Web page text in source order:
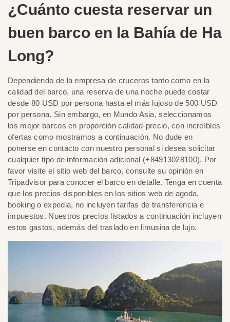
¿Cuánto cuesta reservar un
buen barco en la Bahía de Ha
Long?
Dependiendo de la empresa de cruceros tanto como en la
calidad del barco, una reserva de una noche puede costar
desde 80 USD por persona hasta el más lujoso de 500 USD
por persona. Sin embargo, en Mundo Asia, seleccionamos
los mejor barcos en proporción calidad-precio, con increíbles
ofertas como mostramos a continuación. No dude en
ponerse en contacto con nuestro personal si desea solicitar
cualquier tipo de información adicional (+84913028100). Por
favor visite el sitio web del barco, consulte su opinión en
Tripadvisor para conocer el barco en detalle. Tenga en cuenta
que los precios disponibles en los sitios web de agoda,
booking o expedia, no incluyen tarifas de transferencia e
impuestos. Nuestros precios listados a continuación incluyen
estos gastos, además del traslado en limusina de lujo.